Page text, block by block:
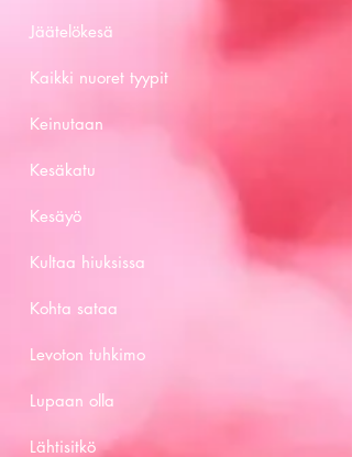
Jäätelökesä
Kaikki nuoret tyypit
Keinutaan
Kesäkatu
Kesäyö
Kultaa hiuksissa
Kohta sataa
Levoton tuhkimo
Lupaan olla
Lähtisitkö